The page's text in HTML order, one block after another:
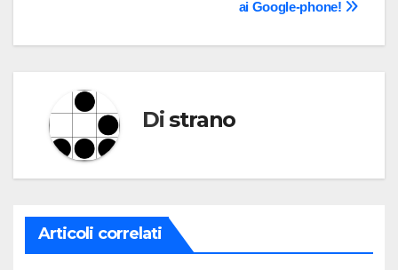
ai Google-phone!
Distrano
Articoli correlati